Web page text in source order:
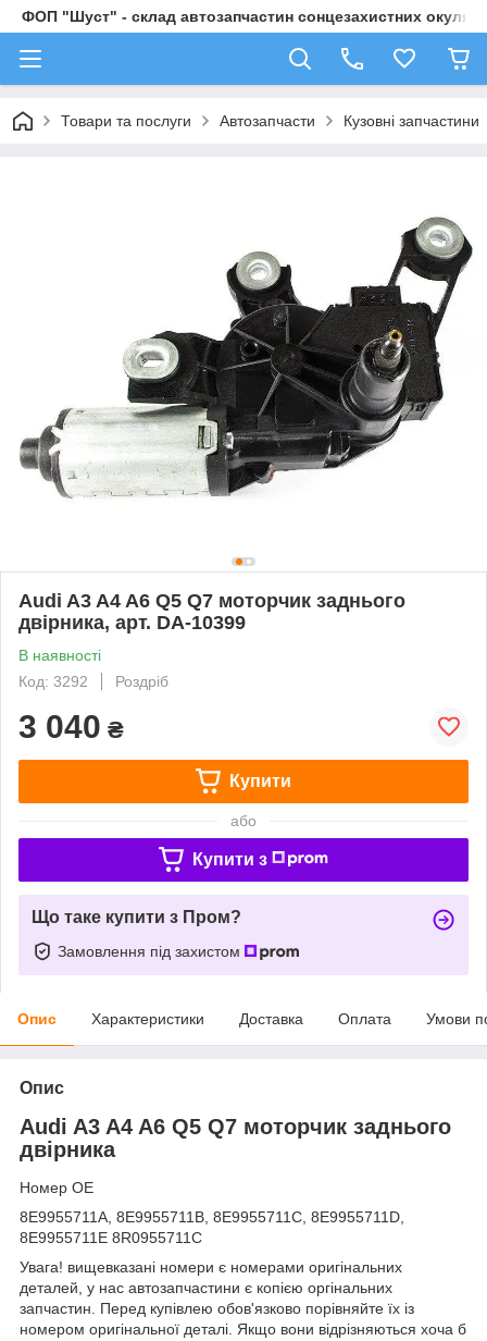
ФОП "Шуст" - склад автозапчастин сонцезахистних
Товари та послуги Автозапчасти Кузовні запчастини
Audi A3 A4 A6 Q5 Q7 моторчик заднього
двірника, арт. DA-10399
В наявності
Код: 3292
Роздріб
3 040 ₴
Купити
або
Купити з
Що таке купити з Пром?
Замовлення під захистом
Опис Характеристики Доставка Оплата Умови
Опис
Audi A3 A4 A6 Q5 Q7 моторчик заднього
двірника
Номер OE
8E9955711A, 8E9955711B, 8E9955711C, 8E9955711D,
8E9955711E 8R0955711C
Увага! вищевказані номери є номерами оригінальних
деталей, у нас автозапчастини є копією оргінальних
запчастин. Перед купівлею обов'язково порівняйте їх із
номером оригінальної деталі. Якщо вони відрізняються хоча б